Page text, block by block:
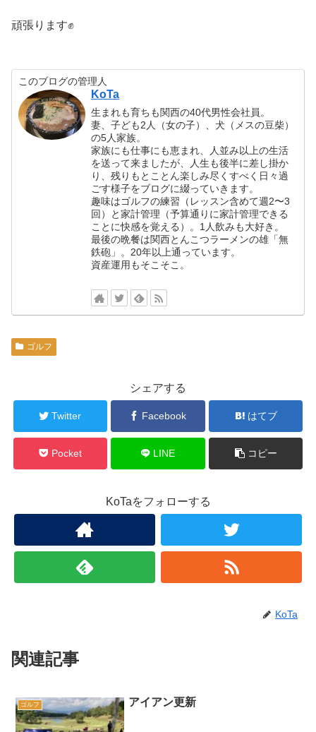
頑張ります✊
このブログの管理人
KoTa
生まれも育ちも関西の40代男性会社員。
妻、子ども2人（女の子）、犬（メスの豆柴）
の5人家族。
家族にも仕事にも恵まれ、人並み以上の生活
を送って来ましたが、人生も後半に差し掛か
り、残りもとことん楽しみ尽くすべく日々過
ごす様子をブログに綴っていきます。
趣味はゴルフの練習（レッスン含めて週2〜3
回）と家計管理（予算通りに家計管理できる
ことに快感を覚える）。1人飲みも大好き。
最後の晩餐は関西とんこつラーメンの雄「無
鉄砲」。20年以上通っています。
資産運用もそこそこ。
ゴルフ
シェアする
Twitter Facebook はてブ
Pocket LINE コピー
KoTaをフォローする
KoTa
関連記事
ゴルフ アイアン更新